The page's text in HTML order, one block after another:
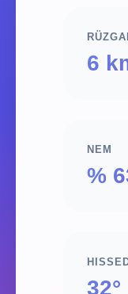
6
NEM
%
32°